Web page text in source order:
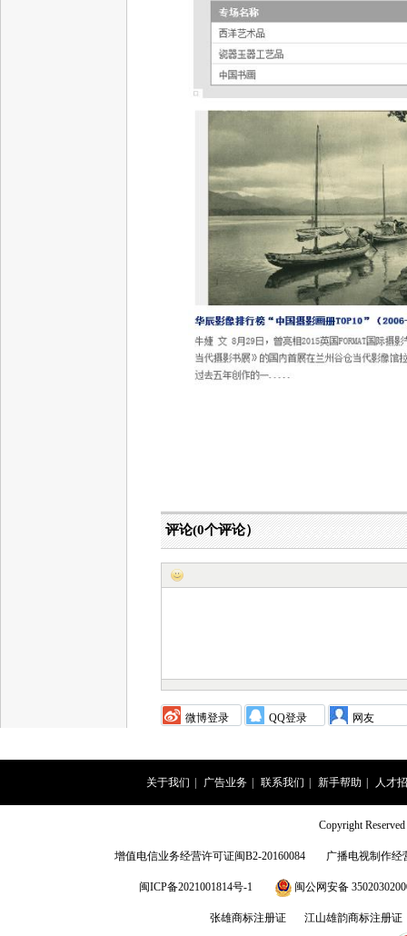
评论(0个评论）
微博登录 QQ登录 网友
关于我们 广告业务 联系我们 新手帮助 人才
Copyright
增值电信业务经营许可证闽B2-20160084 广播电视制作经
闽ICP备2021001814号-1 闽公网安备
张雄商标注册证 江山雄韵商标注册证